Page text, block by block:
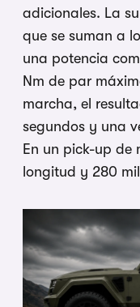
adicionales. La
que se suman a
una potencia
Nm de par
marcha, el
segundos y una
En un pick-up de
longitud y 280